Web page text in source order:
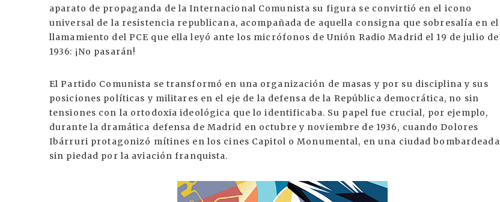
aparato de propaganda de la Internacional Comunista su figura se convirtió en el icono
universal de la resistencia republicana, acompañada de aquella consigna que sobresalía en el
llamamiento del PCE que ella leyó ante los micrófonos de Unión Radio Madrid el 19 de julio de
1936: ¡No pasarán!
El Partido Comunista se transformó en una organización de masas y por su disciplina y sus
posiciones políticas y militares en el eje de la defensa de la República democrática, no sin
tensiones con la ortodoxia ideológica que lo identificaba. Su papel fue crucial, por ejemplo,
durante la dramática defensa de Madrid en octubre y noviembre de 1936, cuando Dolores
Ibárruri protagonizó mítines en los cines Capitol o Monumental, en una ciudad bombardeada
sin piedad por la aviación franquista.